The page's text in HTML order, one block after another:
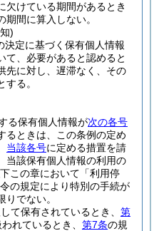
欠けている期間があるとき
期間に算入しない。
)
決定に基づく保有個人情報
て、必要があると認めると
先に対し、遅滞なく、その
る。
る保有個人情報が次の各号
るときは、この条例の定め
当該各号に定める措置を請
当該保有個人情報の利用の
この章において「利用停
の規定により特別の手続が
でない。
て保有されているとき、 第
れているとき、 第7条の規